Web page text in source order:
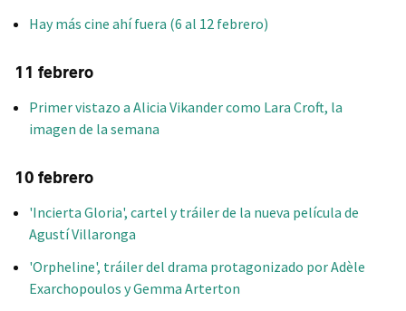
Hay más cine ahí fuera (6 al 12 febrero)
11 febrero
Primer vistazo a Alicia Vikander como Lara Croft, la
imagen de la semana
10 febrero
'Incierta Gloria', cartel y tráiler de la nueva película de
Agustí Villaronga
'Orpheline', tráiler del drama protagonizado por Adèle
Exarchopoulos y Gemma Arterton